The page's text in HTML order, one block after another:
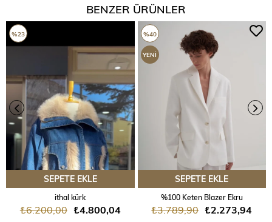
BENZER ÜRÜNLER
SEPETE EKLE
ithal kürk
₺4.800,04
₺6.200,00
%23
SEPETE EKLE
%100 Keten Blazer Ekru
₺2.273,94
₺3.789,90
%40
YENI